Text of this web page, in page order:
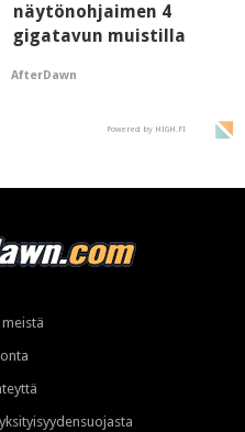
näytönohjaimen 4
gigatavun muistilla
AfterDawn
Powered by HIGH.FI